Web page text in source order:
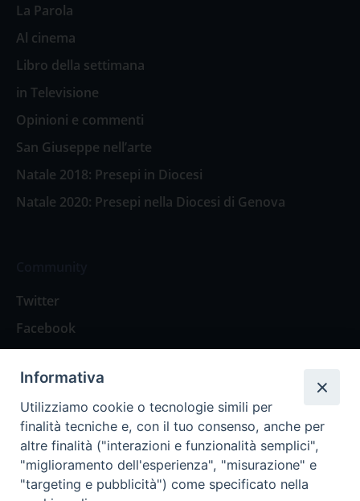
La Parola
Al cinema
Libro della settimana
in Televisione
Opinioni e commenti
San Giuseppe nell’arte
Natale 2018: Presepi in Diocesi
Natale 2020: Presepi nella Diocesi di Genova
Twitter
Facebook
Spazio Lettori
Eventi
Eventi diocesani
Informativa
Utilizziamo cookie o tecnologie simili per
finalità tecniche e, con il tuo consenso, anche per
altre finalità ("interazioni e funzionalità semplici",
"miglioramento dell'esperienza", "misurazione" e
"targeting e pubblicità") come specificato nella